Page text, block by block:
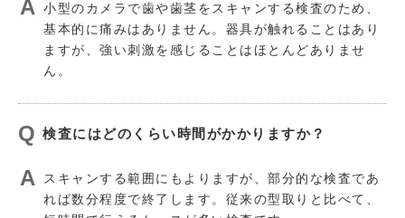
小型のカメラで歯や歯茎をスキャンする検査のため、
基本的に痛みはありません。器具が触れることはあり
ますが、強い刺激を感じることはほとんどありませ
ん。
検査にはどのくらい時間がかかりますか？
スキャンする範囲にもよりますが、部分的な検査であ
れば数分程度で終了します。従来の型取りと比べて、